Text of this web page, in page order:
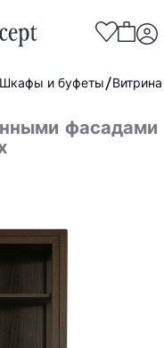
Шкафы и буфеты